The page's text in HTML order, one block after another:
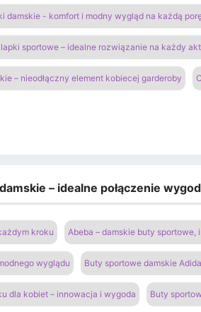
damskie - komfort i modny wygląd na każdą
sportowe – idealne rozwiązanie na każdy
– nieodłączny element kobiecej garderoby
– idealne połączenie
kroku Abeba – damskie buty
wyglądu Buty sportowe damskie
dla kobiet – innowacja i wygoda Buty